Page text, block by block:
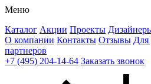
Меню
Каталог Акции Проекты
О компании Контакты Отзывы Для
партнеров
+7 (495) 204-14-64 Заказать звонок